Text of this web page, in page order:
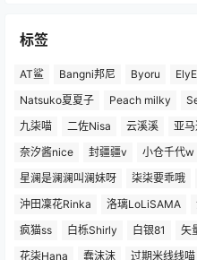
标签
AT鲨 Bangni邦尼 Byoru
Natsuko夏夏子
Peach milky
九柒喵
二佐Nisa 云溪溪 亚
奈汐酱nice
封疆疆v 小仓千代w
星澜是澜澜叫澜妹呀
柒柒要乖哦
沖田凜花Rinka
洛璃LoLiSAMA
疯猫ss
白栎Shirly 白银81 矢
花柒Hana
蠢沫沫 过期米线线喵